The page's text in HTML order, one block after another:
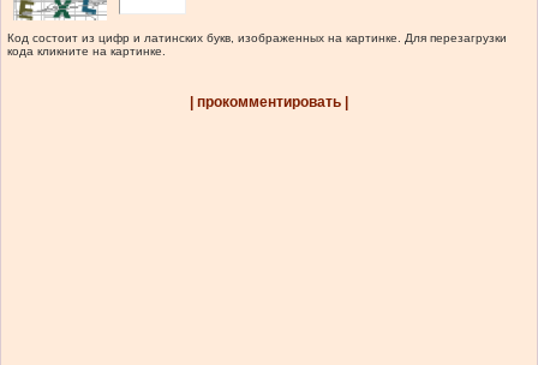
Код состоит из цифр и латинских букв, изображенных на картинке. Для перезагрузки
кода кликните на картинке.
| прокомментировать |